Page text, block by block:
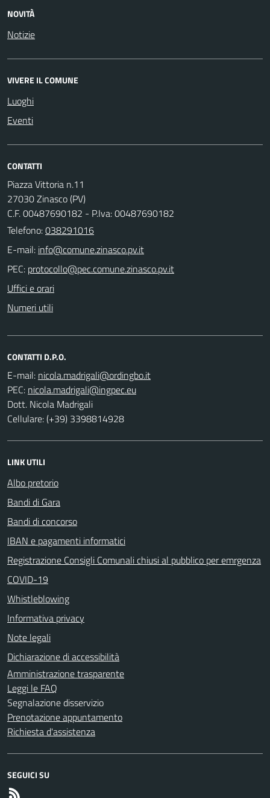
NOVITÀ
Notizie
VIVERE IL COMUNE
Luoghi
Eventi
CONTATTI
Piazza Vittoria n.11
27030 Zinasco (PV)
C.F. 00487690182 - P.Iva: 00487690182
Telefono:038291016
E-mail:
PEC:
Uffici e orari
Numeri utili
CONTATTI D.P.O.
E-mail:
PEC:
Dott. Nicola Madrigali
Cellulare: (+39) 3398814928
LINK UTILI
Albo pretorio
Bandi di Gara
Bandi di concorso
IBAN e pagamenti informatici
Registrazione Consigli Comunali chiusi al pubblico per emrgenza
COVID-19
Whistleblowing
Informativa privacy
Note legali
Dichiarazione di accessibilità
Amministrazione trasparente
Leggi le FAQ
Segnalazione disservizio
Prenotazione appuntamento
Richiesta d'assistenza
SEGUICI SU